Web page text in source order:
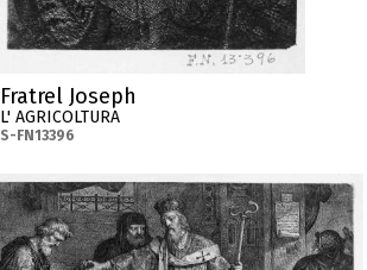
Fratrel Joseph
L' AGRICOLTURA
S-FN13396